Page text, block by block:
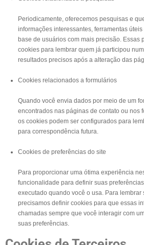
Periodicamente, oferecemos pesquisas e
informações interessantes, ferramentas
base de usuários com mais precisão. Essas
cookies para lembrar quem já participou
resultados precisos após a alteração das
Cookies relacionados a formulários
Quando você envia dados por meio de um
encontrados nas páginas de contato ou nos
os cookies podem ser configurados para
para correspondência futura.
Cookies de preferências do site
Para proporcionar uma ótima experiência
funcionalidade para definir suas
executado quando você o usa. Para lembrar
precisamos definir cookies para que essas
chamadas sempre que você interagir com
suas preferências.